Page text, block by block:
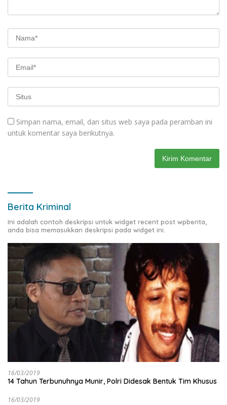
Simpan nama, email, dan situs web saya pada peramban ini
untuk komentar saya berikutnya.
Berita Kriminal
Ini adalah contoh deskripsi untuk widget recent post wpberita,
anda bisa memasukkan deskripsi pada widget ini.
16/03/2019
14 Tahun Terbunuhnya Munir, Polri Didesak Bentuk Tim Khusus
16/03/2019